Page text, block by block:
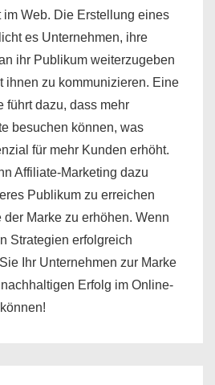
Web. Die Erstellung eines
es Unternehmen, ihre
ihr Publikum weiterzugeben
ihnen zu kommunizieren. Eine
führt dazu, dass mehr
besuchen können, was
für mehr Kunden erhöht.
Affiliate-Marketing dazu
Publikum zu erreichen
Marke zu erhöhen. Wenn
Strategien erfolgreich
Ihr Unternehmen zur Marke
Erfolg im Online-